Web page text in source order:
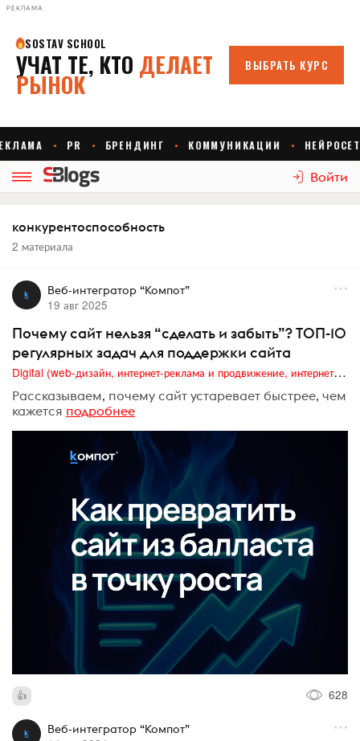
РЕКЛАМА
Войти
конкурентоспособность
2 материала
Веб-интегратор “Компот”
19 авг 2025
Почему сайт нельзя “сделать и забыть”? ТОП-10
регулярных задач для поддержки сайта
Digital (web-дизайн, интернет-реклама и продвижение, интернет-сообщества и блоги, интернет-коммуникации, мобильный маркетинг, реклама на цифровых экранах)
Рассказываем, почему сайт устаревает быстрее, чем
кажется подробнее
628
Веб-интегратор “Компот”